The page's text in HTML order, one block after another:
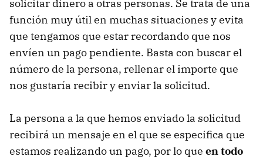
solicitar dinero a otras personas. Se trata de una
función muy útil en muchas situaciones y evita
que tengamos que estar recordando que nos
envíen un pago pendiente. Basta con buscar el
número de la persona, rellenar el importe que
nos gustaría recibir y enviar la solicitud.
La persona a la que hemos enviado la solicitud
recibirá un mensaje en el que se especifica que
estamos realizando un pago, por lo que en todo